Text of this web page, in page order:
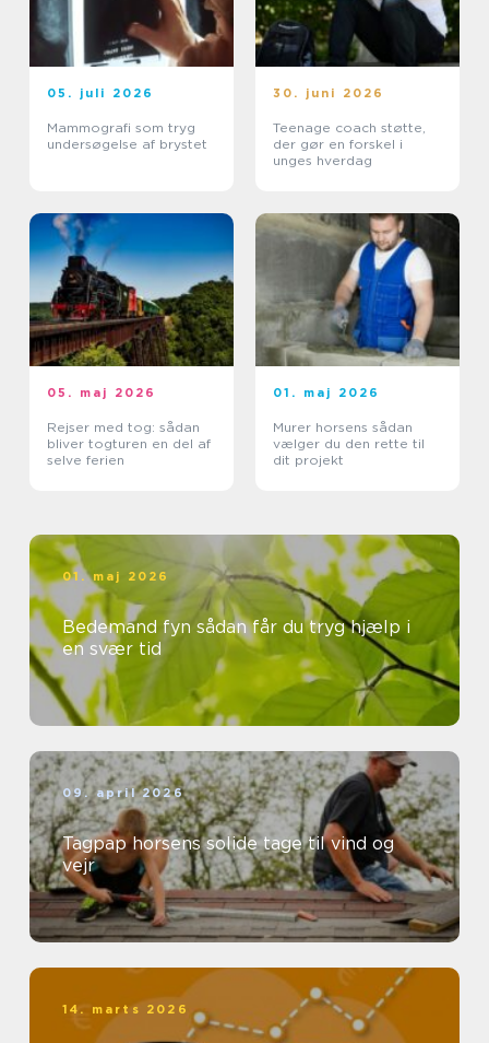
05. juli 2026
Mammografi som tryg
undersøgelse af brystet
30. juni 2026
Teenage coach støtte,
der gør en forskel i
unges hverdag
05. maj 2026
Rejser med tog: sådan
bliver togturen en del af
selve ferien
01. maj 2026
Murer horsens sådan
vælger du den rette til
dit projekt
01. maj 2026
Bedemand fyn sådan får du tryg hjælp i
en svær tid
09. april 2026
Tagpap horsens solide tage til vind og
vejr
14. marts 2026